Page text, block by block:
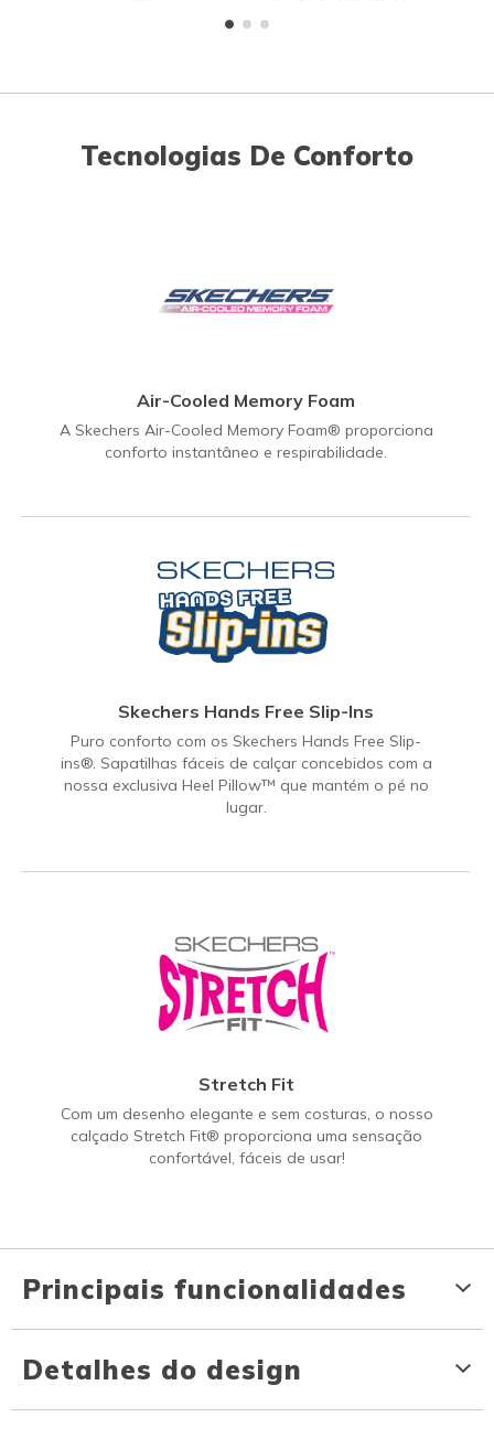
Tecnologias De Conforto
Air-Cooled Memory Foam
A Skechers Air-Cooled Memory Foam® proporciona
conforto instantâneo e respirabilidade.
Skechers Hands Free Slip-Ins
Puro conforto com os Skechers Hands Free Slip-
ins®. Sapatilhas fáceis de calçar concebidos com a
nossa exclusiva Heel Pillow™ que mantém o pé no
lugar.
Stretch Fit
Com um desenho elegante e sem costuras, o nosso
calçado Stretch Fit® proporciona uma sensação
confortável, fáceis de usar!
Principais funcionalidades
Detalhes do design